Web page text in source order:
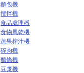
麵包機
攪拌機
食品處理器
食物風乾機
蔬果榨汁機
碎肉機
麵條機
豆漿機